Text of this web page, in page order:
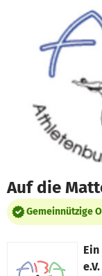
Zum Hauptinhalt
Erklärung zur
Auf die
Gemeinnützige